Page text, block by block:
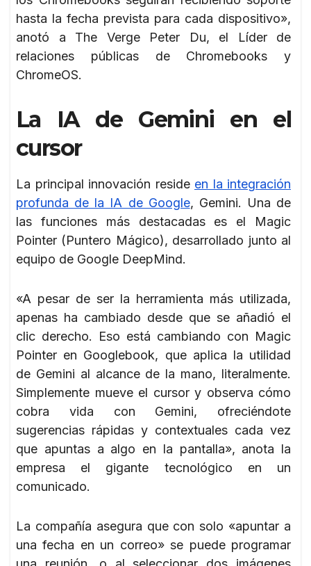
hasta la fecha prevista para cada dispositivo»,
anotó a The Verge Peter Du, el Líder de
relaciones públicas de Chromebooks y
ChromeOS.
La IA de Gemini en el
cursor
La principal innovación reside en la integración
profunda de la IA de Google, Gemini. Una de
las funciones más destacadas es el Magic
Pointer (Puntero Mágico), desarrollado junto al
equipo de Google DeepMind.
«A pesar de ser la herramienta más utilizada,
apenas ha cambiado desde que se añadió el
clic derecho. Eso está cambiando con Magic
Pointer en Googlebook, que aplica la utilidad
de Gemini al alcance de la mano, literalmente.
Simplemente mueve el cursor y observa cómo
cobra vida con Gemini, ofreciéndote
sugerencias rápidas y contextuales cada vez
que apuntas a algo en la pantalla», anota la
empresa el gigante tecnológico en un
comunicado.
La compañía asegura que con solo «apuntar a
una fecha en un correo» se puede programar